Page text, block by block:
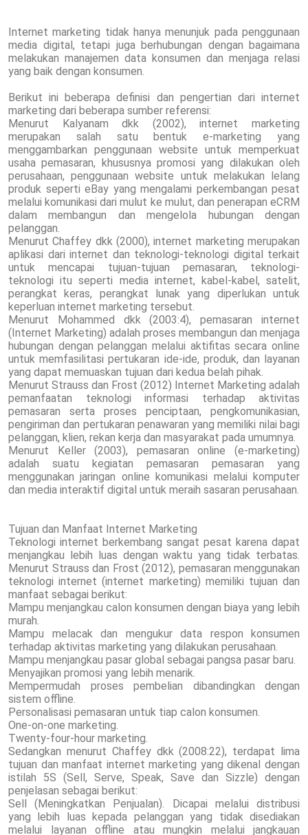
Internet marketing tidak hanya menunjuk pada penggunaan
media digital, tetapi juga berhubungan dengan bagaimana
melakukan manajemen data konsumen dan menjaga relasi
yang baik dengan konsumen.
Berikut ini beberapa definisi dan pengertian dari internet
marketing dari beberapa sumber referensi:
Menurut Kalyanam dkk (2002), internet marketing
merupakan salah satu bentuk e-marketing yang
menggambarkan penggunaan website untuk memperkuat
usaha pemasaran, khususnya promosi yang dilakukan oleh
perusahaan, penggunaan website untuk melakukan lelang
produk seperti eBay yang mengalami perkembangan pesat
melalui komunikasi dari mulut ke mulut, dan penerapan eCRM
dalam membangun dan mengelola hubungan dengan
pelanggan.
Menurut Chaffey dkk (2000), internet marketing merupakan
aplikasi dari internet dan teknologi-teknologi digital terkait
untuk mencapai tujuan-tujuan pemasaran, teknologi-
teknologi itu seperti media internet, kabel-kabel, satelit,
perangkat keras, perangkat lunak yang diperlukan untuk
keperluan internet marketing tersebut.
Menurut Mohammed dkk (2003:4), pemasaran internet
(Internet Marketing) adalah proses membangun dan menjaga
hubungan dengan pelanggan melalui aktifitas secara online
untuk memfasilitasi pertukaran ide-ide, produk, dan layanan
yang dapat memuaskan tujuan dari kedua belah pihak.
Menurut Strauss dan Frost (2012) Internet Marketing adalah
pemanfaatan teknologi informasi terhadap aktivitas
pemasaran serta proses penciptaan, pengkomunikasian,
pengiriman dan pertukaran penawaran yang memiliki nilai bagi
pelanggan, klien, rekan kerja dan masyarakat pada umumnya.
Menurut Keller (2003), pemasaran online (e-marketing)
adalah suatu kegiatan pemasaran pemasaran yang
menggunakan jaringan online komunikasi melalui komputer
dan media interaktif digital untuk meraih sasaran perusahaan.
Tujuan dan Manfaat Internet Marketing
Teknologi internet berkembang sangat pesat karena dapat
menjangkau lebih luas dengan waktu yang tidak terbatas.
Menurut Strauss dan Frost (2012), pemasaran menggunakan
teknologi internet (internet marketing) memiliki tujuan dan
manfaat sebagai berikut:
Mampu menjangkau calon konsumen dengan biaya yang lebih
murah.
Mampu melacak dan mengukur data respon konsumen
terhadap aktivitas marketing yang dilakukan perusahaan.
Mampu menjangkau pasar global sebagai pangsa pasar baru.
Menyajikan promosi yang lebih menarik.
Mempermudah proses pembelian dibandingkan dengan
sistem offline.
Personalisasi pemasaran untuk tiap calon konsumen.
One-on-one marketing.
Twenty-four-hour marketing.
Sedangkan menurut Chaffey dkk (2008:22), terdapat lima
tujuan dan manfaat internet marketing yang dikenal dengan
istilah 5S (Sell, Serve, Speak, Save dan Sizzle) dengan
penjelasan sebagai berikut:
Sell (Meningkatkan Penjualan). Dicapai melalui distribusi
yang lebih luas kepada pelanggan yang tidak disediakan
melalui layanan offline atau mungkin melalui jangkauan